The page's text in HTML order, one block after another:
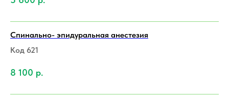
Спинально- эпидуральная анестезия
Код 621
8 100 р.